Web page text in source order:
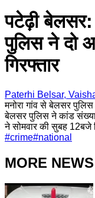
पटेढ़ी बेलसर:
पुलिस ने दो
गिरफ्तार
Paterhi Belsar,
मनोरा गांव से बेलसर पुलिस
बेलसर पुलिस ने कांड
ने सोमवार की सुबह 12बजे
#crime#national
MORE NEWS